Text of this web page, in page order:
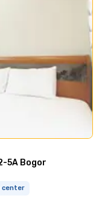
5A Bogor
center